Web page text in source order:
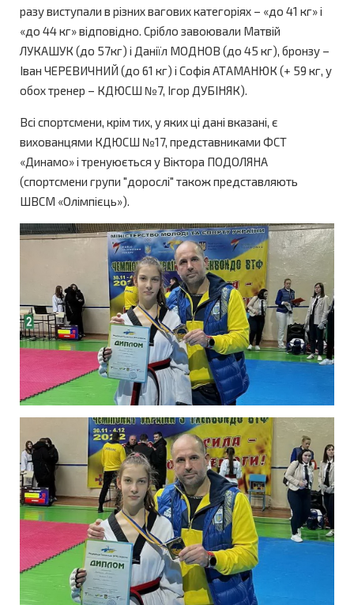
разу виступали в різних вагових категоріях – «до 41 кг» і
«до 44 кг» відповідно. Срібло завоювали Матвій
ЛУКАШУК (до 57кг) і Даніїл МОДНОВ (до 45 кг), бронзу –
Іван ЧЕРЕВИЧНИЙ (до 61 кг) і Софія АТАМАНЮК (+ 59 кг, у
обох тренер – КДЮСШ №7, Ігор ДУБІНЯК).
Всі спортсмени, крім тих, у яких ці дані вказані, є
вихованцями КДЮСШ №17, представниками ФСТ
«Динамо» і тренуюється у Віктора ПОДОЛЯНА
(спортсмени групи "дорослі" також представляють
ШВСМ «Олімпієць»).